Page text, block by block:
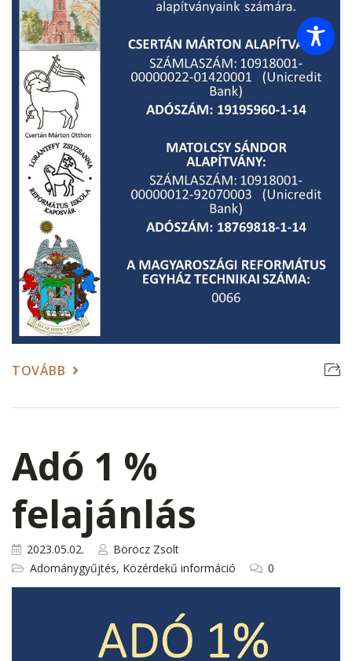
TOVÁBB
Adó 1 %
felajánlás
2023.05.02.
Böröcz Zsolt
Adománygyűjtés, Közérdekű információ 0